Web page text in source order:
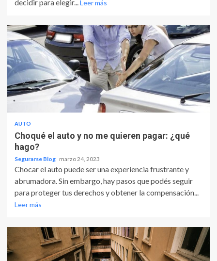
decidir para elegir...Leer más
AUTO
Choqué el auto y no me quieren pagar: ¿qué
hago?
Segurarse Blog marzo 24, 2023
Chocar el auto puede ser una experiencia frustrante y
abrumadora. Sin embargo, hay pasos que podés seguir
para proteger tus derechos y obtener la compensación...
Leer más